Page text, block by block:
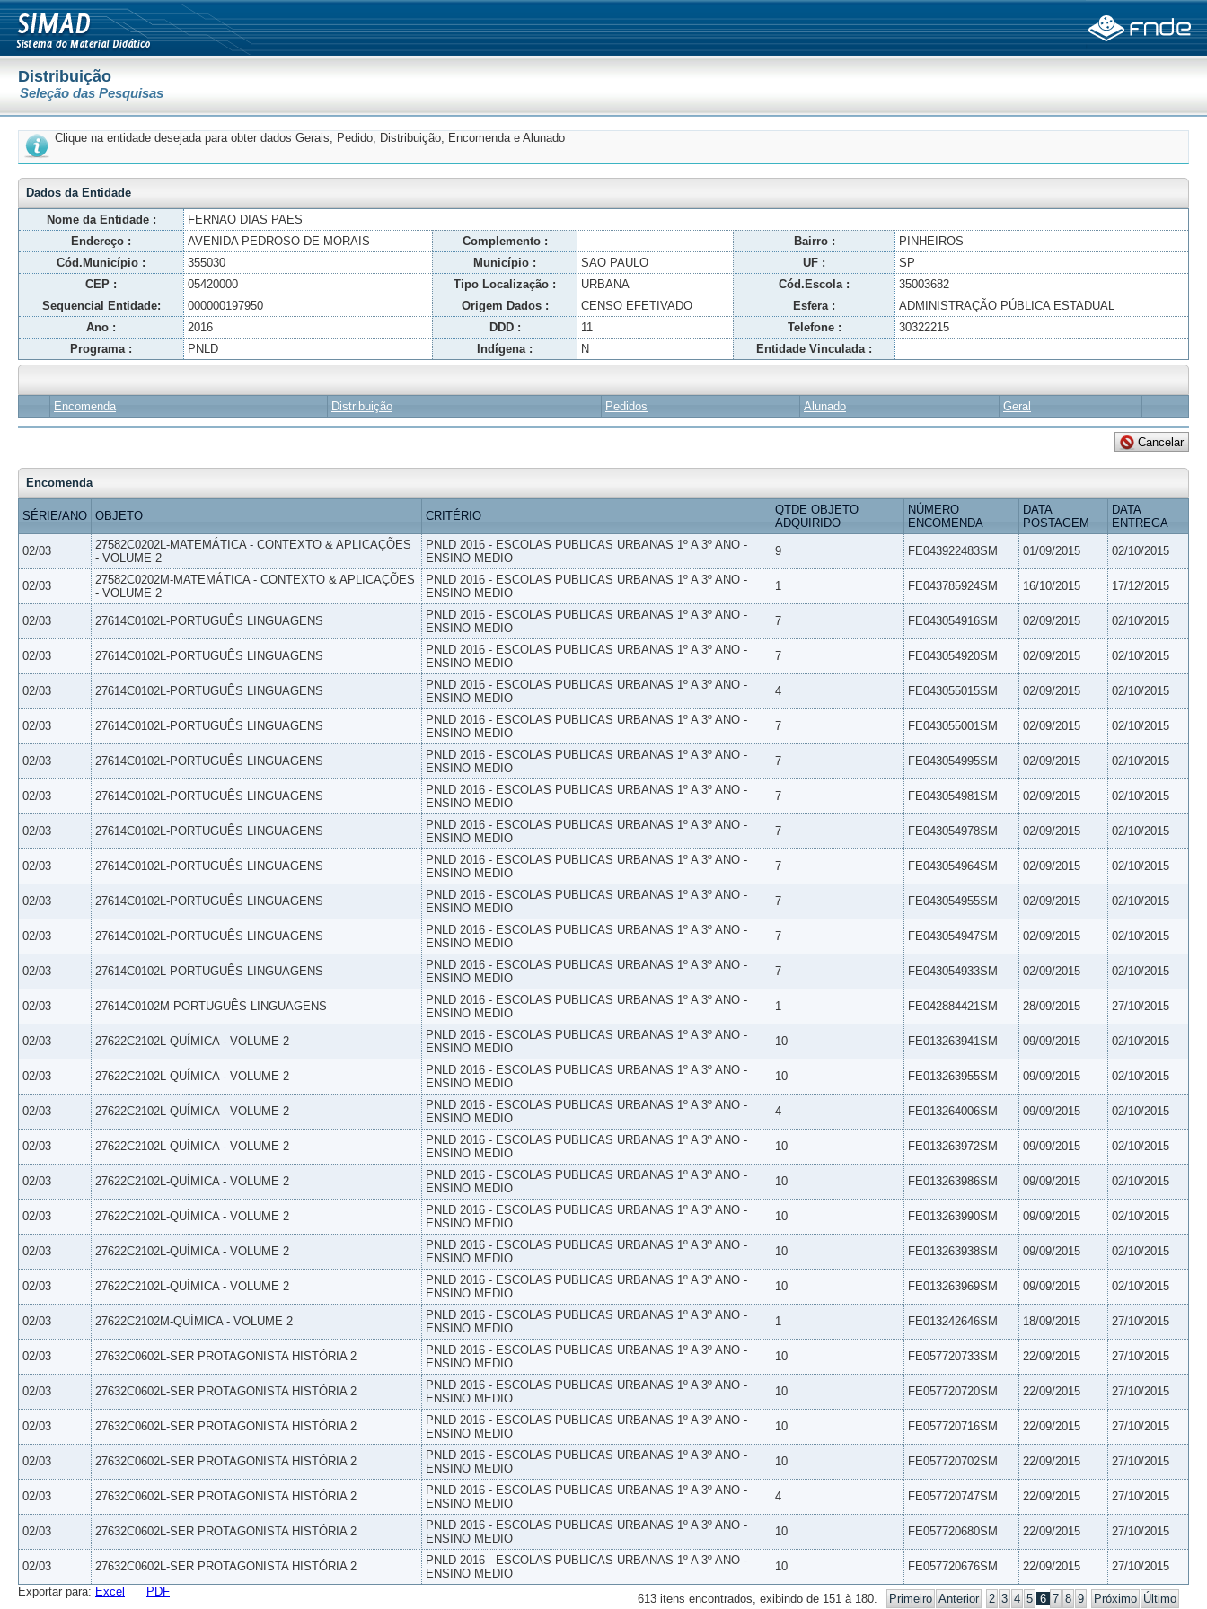
Distribuição
Seleção das Pesquisas
Clique na entidade desejada para obter dados Gerais, Pedido, Distribuição, Encomenda e Alunado
Dados da Entidade
Nome da Entidade :
FERNAO DIAS PAES
Endereço :
AVENIDA PEDROSO DE MORAIS Complemento : Bairro :
PINHEIROS
Cód.Município :
355030 Município : SAO PAULO UF :
SP
CEP :
05420000 Tipo Localização : URBANA Cód.Escola :
35003682
Sequencial Entidade:
000000197950 Origem Dados : CENSO EFETIVADO Esfera :
ADMINISTRAÇÃO PÚBLICA ESTADUAL
Ano :
2016 DDD : 11 Telefone :
30322215
Programa :
PNLD Indígena : N Entidade Vinculada :
Encomenda Distribuição Pedidos Alunado Geral
Encomenda
SÉRIE/ANO OBJETO CRITÉRIO
QTDE OBJETO
ADQUIRIDO
NÚMERO
ENCOMENDA
DATA
POSTAGEM
DATA
ENTREGA
02/03
27582C0202L-MATEMÁTICA - CONTEXTO & APLICAÇÕES
- VOLUME 2
PNLD 2016 - ESCOLAS PUBLICAS URBANAS 1º A 3º ANO -
ENSINO MEDIO
9 FE043922483SM 01/09/2015 02/10/2015
02/03
27582C0202M-MATEMÁTICA - CONTEXTO & APLICAÇÕES
- VOLUME 2
PNLD 2016 - ESCOLAS PUBLICAS URBANAS 1º A 3º ANO -
ENSINO MEDIO
1 FE043785924SM 16/10/2015 17/12/2015
02/03 27614C0102L-PORTUGUÊS LINGUAGENS
PNLD 2016 - ESCOLAS PUBLICAS URBANAS 1º A 3º ANO -
ENSINO MEDIO
7 FE043054916SM 02/09/2015 02/10/2015
02/03 27614C0102L-PORTUGUÊS LINGUAGENS
PNLD 2016 - ESCOLAS PUBLICAS URBANAS 1º A 3º ANO -
ENSINO MEDIO
7 FE043054920SM 02/09/2015 02/10/2015
02/03 27614C0102L-PORTUGUÊS LINGUAGENS
PNLD 2016 - ESCOLAS PUBLICAS URBANAS 1º A 3º ANO -
ENSINO MEDIO
4 FE043055015SM 02/09/2015 02/10/2015
02/03 27614C0102L-PORTUGUÊS LINGUAGENS
PNLD 2016 - ESCOLAS PUBLICAS URBANAS 1º A 3º ANO -
ENSINO MEDIO
7 FE043055001SM 02/09/2015 02/10/2015
02/03 27614C0102L-PORTUGUÊS LINGUAGENS
PNLD 2016 - ESCOLAS PUBLICAS URBANAS 1º A 3º ANO -
ENSINO MEDIO
7 FE043054995SM 02/09/2015 02/10/2015
02/03 27614C0102L-PORTUGUÊS LINGUAGENS
PNLD 2016 - ESCOLAS PUBLICAS URBANAS 1º A 3º ANO -
ENSINO MEDIO
7 FE043054981SM 02/09/2015 02/10/2015
02/03 27614C0102L-PORTUGUÊS LINGUAGENS
PNLD 2016 - ESCOLAS PUBLICAS URBANAS 1º A 3º ANO -
ENSINO MEDIO
7 FE043054978SM 02/09/2015 02/10/2015
02/03 27614C0102L-PORTUGUÊS LINGUAGENS
PNLD 2016 - ESCOLAS PUBLICAS URBANAS 1º A 3º ANO -
ENSINO MEDIO
7 FE043054964SM 02/09/2015 02/10/2015
02/03 27614C0102L-PORTUGUÊS LINGUAGENS
PNLD 2016 - ESCOLAS PUBLICAS URBANAS 1º A 3º ANO -
ENSINO MEDIO
7 FE043054955SM 02/09/2015 02/10/2015
02/03 27614C0102L-PORTUGUÊS LINGUAGENS
PNLD 2016 - ESCOLAS PUBLICAS URBANAS 1º A 3º ANO -
ENSINO MEDIO
7 FE043054947SM 02/09/2015 02/10/2015
02/03 27614C0102L-PORTUGUÊS LINGUAGENS
PNLD 2016 - ESCOLAS PUBLICAS URBANAS 1º A 3º ANO -
ENSINO MEDIO
7 FE043054933SM 02/09/2015 02/10/2015
02/03 27614C0102M-PORTUGUÊS LINGUAGENS
PNLD 2016 - ESCOLAS PUBLICAS URBANAS 1º A 3º ANO -
ENSINO MEDIO
1 FE042884421SM 28/09/2015 27/10/2015
02/03 27622C2102L-QUÍMICA - VOLUME 2
PNLD 2016 - ESCOLAS PUBLICAS URBANAS 1º A 3º ANO -
ENSINO MEDIO
10 FE013263941SM 09/09/2015 02/10/2015
02/03 27622C2102L-QUÍMICA - VOLUME 2
PNLD 2016 - ESCOLAS PUBLICAS URBANAS 1º A 3º ANO -
ENSINO MEDIO
10 FE013263955SM 09/09/2015 02/10/2015
02/03 27622C2102L-QUÍMICA - VOLUME 2
PNLD 2016 - ESCOLAS PUBLICAS URBANAS 1º A 3º ANO -
ENSINO MEDIO
4 FE013264006SM 09/09/2015 02/10/2015
02/03 27622C2102L-QUÍMICA - VOLUME 2
PNLD 2016 - ESCOLAS PUBLICAS URBANAS 1º A 3º ANO -
ENSINO MEDIO
10 FE013263972SM 09/09/2015 02/10/2015
02/03 27622C2102L-QUÍMICA - VOLUME 2
PNLD 2016 - ESCOLAS PUBLICAS URBANAS 1º A 3º ANO -
ENSINO MEDIO
10 FE013263986SM 09/09/2015 02/10/2015
02/03 27622C2102L-QUÍMICA - VOLUME 2
PNLD 2016 - ESCOLAS PUBLICAS URBANAS 1º A 3º ANO -
ENSINO MEDIO
10 FE013263990SM 09/09/2015 02/10/2015
02/03 27622C2102L-QUÍMICA - VOLUME 2
PNLD 2016 - ESCOLAS PUBLICAS URBANAS 1º A 3º ANO -
ENSINO MEDIO
10 FE013263938SM 09/09/2015 02/10/2015
02/03 27622C2102L-QUÍMICA - VOLUME 2
PNLD 2016 - ESCOLAS PUBLICAS URBANAS 1º A 3º ANO -
ENSINO MEDIO
10 FE013263969SM 09/09/2015 02/10/2015
02/03 27622C2102M-QUÍMICA - VOLUME 2
PNLD 2016 - ESCOLAS PUBLICAS URBANAS 1º A 3º ANO -
ENSINO MEDIO
1 FE013242646SM 18/09/2015 27/10/2015
02/03 27632C0602L-SER PROTAGONISTA HISTÓRIA 2
PNLD 2016 - ESCOLAS PUBLICAS URBANAS 1º A 3º ANO -
ENSINO MEDIO
10 FE057720733SM 22/09/2015 27/10/2015
02/03 27632C0602L-SER PROTAGONISTA HISTÓRIA 2
PNLD 2016 - ESCOLAS PUBLICAS URBANAS 1º A 3º ANO -
ENSINO MEDIO
10 FE057720720SM 22/09/2015 27/10/2015
02/03 27632C0602L-SER PROTAGONISTA HISTÓRIA 2
PNLD 2016 - ESCOLAS PUBLICAS URBANAS 1º A 3º ANO -
ENSINO MEDIO
10 FE057720716SM 22/09/2015 27/10/2015
02/03 27632C0602L-SER PROTAGONISTA HISTÓRIA 2
PNLD 2016 - ESCOLAS PUBLICAS URBANAS 1º A 3º ANO -
ENSINO MEDIO
10 FE057720702SM 22/09/2015 27/10/2015
02/03 27632C0602L-SER PROTAGONISTA HISTÓRIA 2
PNLD 2016 - ESCOLAS PUBLICAS URBANAS 1º A 3º ANO -
ENSINO MEDIO
4 FE057720747SM 22/09/2015 27/10/2015
02/03 27632C0602L-SER PROTAGONISTA HISTÓRIA 2
PNLD 2016 - ESCOLAS PUBLICAS URBANAS 1º A 3º ANO -
ENSINO MEDIO
10 FE057720680SM 22/09/2015 27/10/2015
02/03 27632C0602L-SER PROTAGONISTA HISTÓRIA 2
PNLD 2016 - ESCOLAS PUBLICAS URBANAS 1º A 3º ANO -
ENSINO MEDIO
10 FE057720676SM 22/09/2015 27/10/2015
613 itens encontrados, exibindo de 151 à 180. Primeiro Anterior 2 3 4 5 6 7 8 9 Próximo Último
Exportar para: Excel PDF